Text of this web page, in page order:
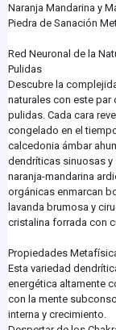
Naranja Mandarina y
Piedra de Sanación
Red Neuronal de la
Pulidas
Descubre la
naturales con este
pulidas. Cada cara
congelado en el
calcedonia ámbar
dendríticas sinuosas y
naranja-mandarina
orgánicas enmarcan
lavanda brumosa y
cristalina forrada con
Propiedades
Esta variedad
energética altamente
con la mente
interna y crecimiento.